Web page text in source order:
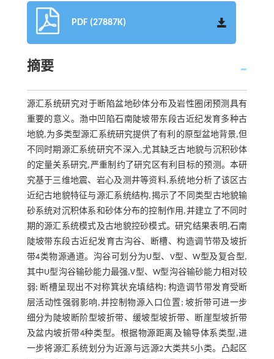
PDF (27887K)
摘要
源汇系统研究对于断陷盆地砂体分布及岩性圈闭预测具有
重要的意义。渤中凹陷石南陡坡带东段古近纪发育多种古
地貌,为多类型源汇系统研究提供了有利的原型盆地背景,但
不同时期源汇系统研究不深入,尤其缺乏古地貌与沉积砂体
的定量关系研究,严重制约了研究区有利目标的预测。本研
究基于三维地震、岩心及测井等资料,系统地分析了该区古
近纪古地貌特征与源汇系统结构,揭示了不同类型古地貌输
砂系统对沉积体系和砂体分布的控制作用,并建立了不同时
期的源汇系统模式及古地貌控砂模式。研究结果表明,石南
陡坡带东段古近纪发育古沟谷、断槽、构造调节带及坡折
带4类物源通道。沟谷可划分为U型、V型、W型及复合型,
其中U型沟谷输砂能力最强,V型、W型沟谷输砂能力相对较
弱; 断槽呈现出不对称箕状充填结构; 构造调节带发育受断
层活动性强弱影响,并控制物源入口位置; 坡折带可进一步
细分为陡坡断阶型坡折带、缓坡型坡折带、断崖型坡折带
及盆内坡折带4种类型。根据物源距离及输导体系类型,进
一步将源汇系统划分为近源与远源2大类共5小类。凸起区